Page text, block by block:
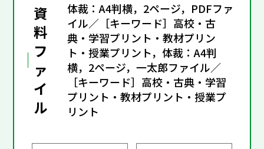
資
料
フ
ァ
イ
ル
体裁：A4判横，2ページ，PDFファ
イル／［キーワード］高校・古
典・学習プリント・教材プリン
ト・授業プリント，体裁：A4判
横，2ページ，一太郎ファイル／
［キーワード］高校・古典・学習
プリント・教材プリント・授業プ
リント